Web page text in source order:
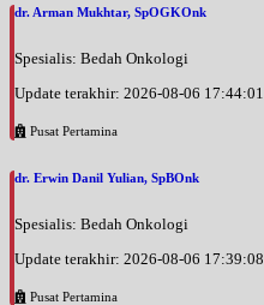
dr. Arman Mukhtar, SpOGKOnk
Spesialis: Bedah Onkologi
Update terakhir: 2026-08-06 17:44:01
Pusat Pertamina
dr. Erwin Danil Yulian, SpBOnk
Spesialis: Bedah Onkologi
Update terakhir: 2026-08-06 17:39:08
Pusat Pertamina